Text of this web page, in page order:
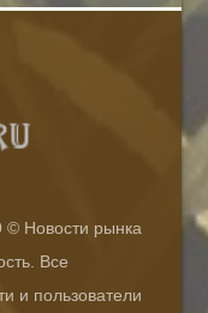
Новости рынка
Все
и пользователи